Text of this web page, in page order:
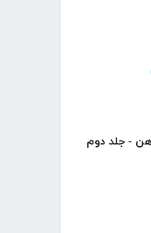
- جلد دوم